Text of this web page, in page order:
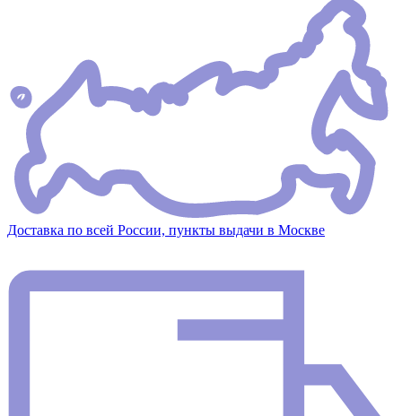
Доставка по всей России, пункты выдачи в Москве